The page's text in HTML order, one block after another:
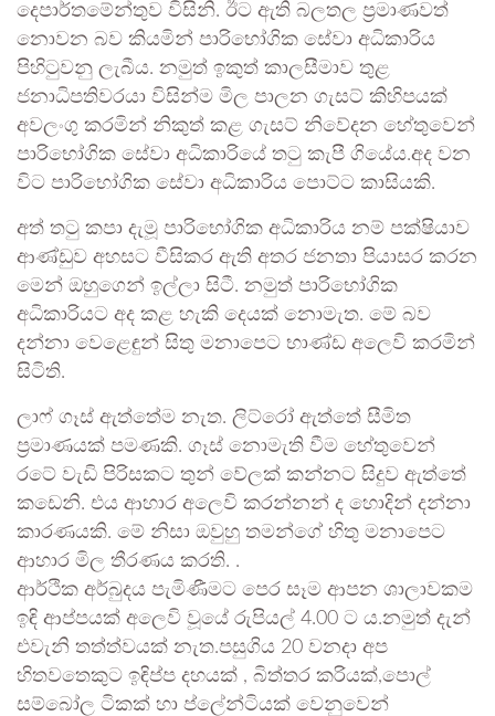
දෙපාර්තමේන්තුව විසිනි. ඊට ඇති බලතල ප්‍රමාණවත්
නොවන බව කියමින් පාරිභෝගික සේවා අධිකාරිය
පිහිටුවනු ලැබීය. නමුත් ඉකුත් කාලසීමාව තුළ
ජනාධිපතිවරයා විසින්ම මිල පාලන ගැසට් කිහිපයක්
අවලංගු කරමින් නිකුත් කළ ගැසට් නිවේදන හේතුවෙන්
පාරිභෝගික සේවා අධිකාරියේ තටු කැපී ගියේය.අද වන
විට පාරිභෝගික සේවා අධිකාරිය පොට්ට කාසියකි.
අත් තටු කපා දැමූ පාරිභෝගික අධිකාරිය නම් පක්ෂියාව
ආණ්ඩුව අහසට වීසිකර ඇති අතර ජනතා පියාසර කරන
මෙන් ඔහුගෙන් ඉල්ලා සිටී. නමුත් පාරිභෝගික
අධිකාරියට අද කළ හැකි දෙයක් නොමැත. මේ බව
දන්නා වෙළෙඳුන් සිතු මනාපෙට භාණ්ඩ අලෙවි කරමින්
සිටිති.
ලාෆ් ගෑස් ඇත්තේම නැත. ලිට්රෝ ඇත්තේ සීමිත
ප්‍රමාණයක් පමණකි. ගෑස් නොමැති වීම හේතුවෙන්
රටේ වැඩි පිරිසකට තුන් වේලක් කන්නට සිදුව ඇත්තේ
කඩෙනි. එය ආහාර අලෙවි කරන්නන් ද හොදින් දන්නා
කාරණයකි. මේ නිසා ඔවුහු තමන්ගේ හිතු මනාපෙට
ආහාර මිල තීරණය කරති. .
ආර්ථික අර්බුදය පැමිණීමට පෙර සෑම ආපන ශාලාවකම
ඉඳි ආප්පයක් අලෙවි වූයේ රුපියල් 4.00 ට ය.නමුත් දැන්
එවැනි තත්ත්වයක් නැත.පසුගිය 20 වනදා අප
හිතවතෙකුට ඉඳිප්ප දහයක් , බිත්තර කරියක්,පොල්
සම්බෝල ටිකක් හා ප්ලේන්ටියක් වෙනුවෙන්